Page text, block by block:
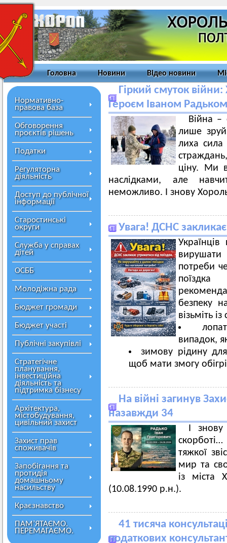
Головна Новини Відео новини
Нормативно-
правова база
Обговорення
проєктів рішень
Податки
Регуляторна
діяльність
Доступ до публічної
інформації
Старостинські
округи
Служба у справах
дітей
ОСББ
Молодіжна рада
Бюджет громади
Бюджет участі
Публічні закупівлі
Стратегічне
планування,
інвестиційна
діяльність та
підтримка бізнесу
Архітектура,
містобудування,
цивільний захист
Захист прав
споживачів
Запобігання та
протидія
домашньому
насильству
Краєзнавство
ПАМ’ЯТАЄМО.
ПЕРЕМАГАЄМО.
Гіркий смуток
Героєм Іваном Радьком
Війна –
лише
лиха сила
ціну. Ми
наслідками, але
неможливо. І знову
Увага! ДСНС
потреби
безпеку
візьміть
випадок,
зимову рідину
щоб мати змогу
На війні загинув
назавжди 34
І
тяжкої
мир та
із міста
(10.08.1990 р.н.).
41 тисяча
податкових